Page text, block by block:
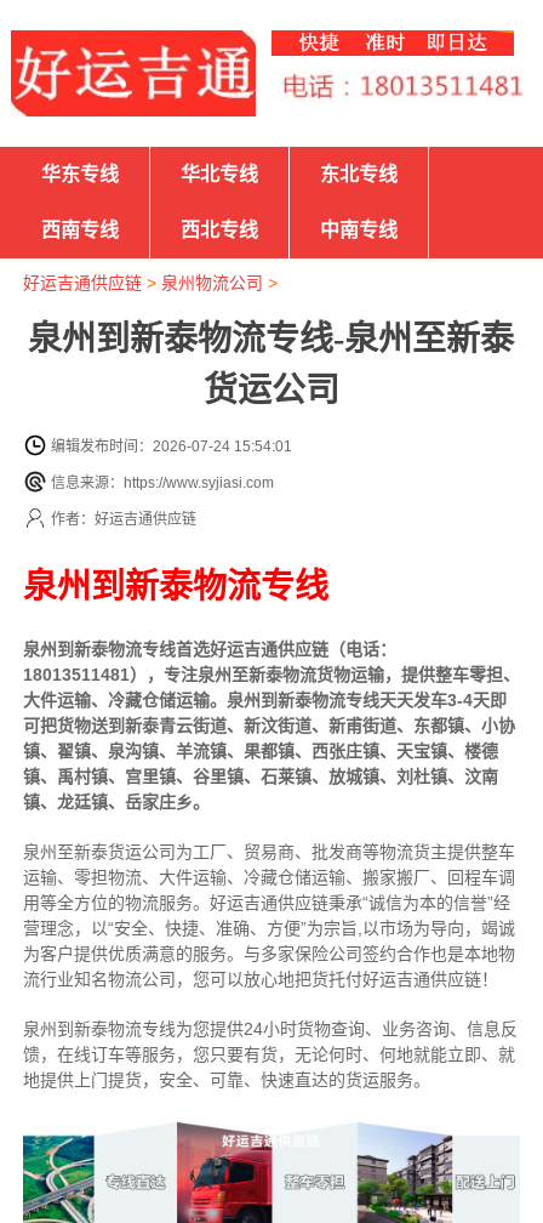
华东专线 华北专线 东北专线
西南专线 西北专线 中南专线
好运吉通供应链> 泉州物流公司 >
泉州到新泰物流专线-泉州至新泰
货运公司
编辑发布时间：2026-07-24 15:54:01
信息来源：https://www.syjiasi.com
作者：好运吉通供应链
泉州到新泰物流专线
泉州到新泰物流专线首选好运吉通供应链（电话：
18013511481），专注泉州至新泰物流货物运输，提供整车零担、
大件运输、冷藏仓储运输。泉州到新泰物流专线天天发车3-4天即
可把货物送到新泰青云街道、新汶街道、新甫街道、东都镇、小协
镇、翟镇、泉沟镇、羊流镇、果都镇、西张庄镇、天宝镇、楼德
镇、禹村镇、宫里镇、谷里镇、石莱镇、放城镇、刘杜镇、汶南
镇、龙廷镇、岳家庄乡。
泉州至新泰货运公司为工厂、贸易商、批发商等物流货主提供整车
运输、零担物流、大件运输、冷藏仓储运输、搬家搬厂、回程车调
用等全方位的物流服务。好运吉通供应链秉承“诚信为本的信誉”经
营理念，以“安全、快捷、准确、方便”为宗旨,以市场为导向，竭诚
为客户提供优质满意的服务。 与多家保险公司签约合作也是本地物
流行业知名物流公司，您可以放心地把货托付好运吉通供应链！
泉州到新泰物流专线为您提供24小时货物查询、业务咨询、信息反
馈，在线订车等服务，您只要有货，无论何时、何地就能立即、就
地提供上门提货，安全、可靠、快速直达的货运服务。